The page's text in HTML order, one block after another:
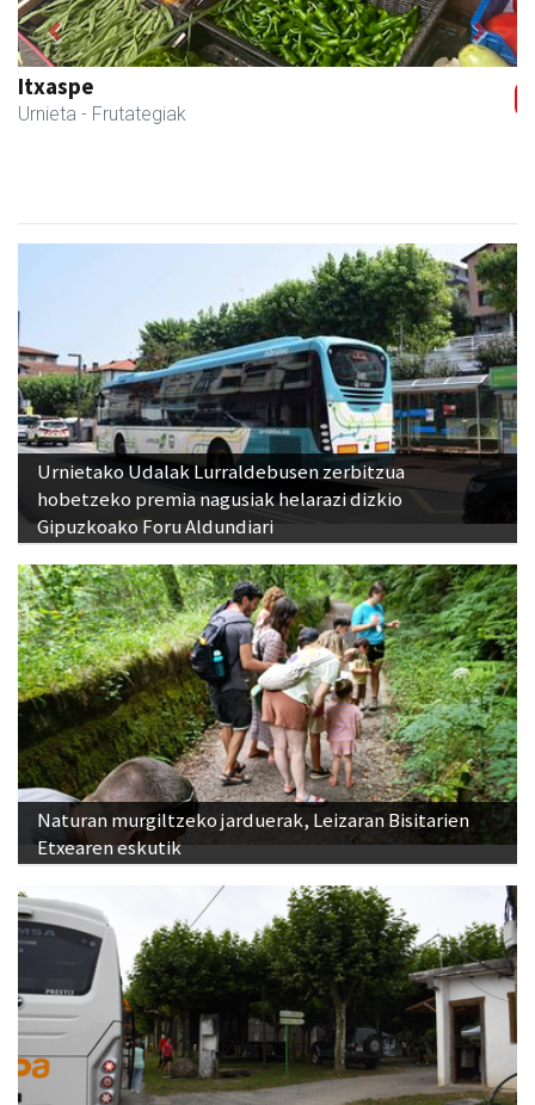
Barn trasteleku eta biltegi txikien alokairua
Urnieta - Trastelekuak
Previous Next
Urnietako Udalak Lurraldebusen zerbitzua
hobetzeko premia nagusiak helarazi dizkio
Gipuzkoako Foru Aldundiari
Naturan murgiltzeko jarduerak, Leizaran Bisitarien
Etxearen eskutik